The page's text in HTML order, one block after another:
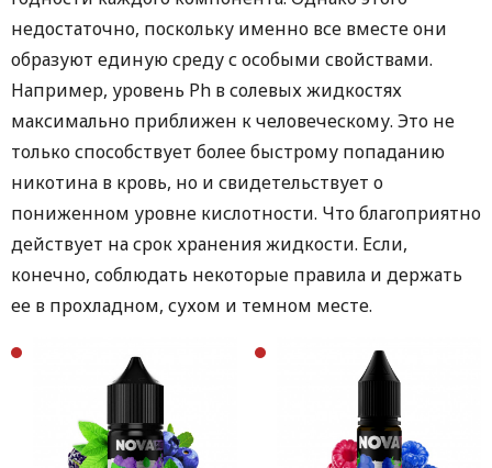
недостаточно, поскольку именно все вместе они
образуют единую среду с особыми свойствами.
Например, уровень Ph в солевых жидкостях
максимально приближен к человеческому. Это не
только способствует более быстрому попаданию
никотина в кровь, но и свидетельствует о
пониженном уровне кислотности. Что благоприятно
действует на срок хранения жидкости. Если,
конечно, соблюдать некоторые правила и держать
ее в прохладном, сухом и темном месте.